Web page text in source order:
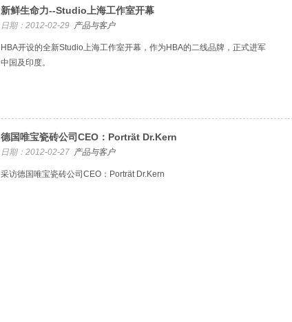
新鲜生命力--Studio上海工作室开幕
日期：2012-02-29 产品与客户
HBA开设的全新Studio上海工作室开幕，作为HBA的二线品牌，正式进军
中国及印度。
德国唯宝瓷砖公司CEO：Porträt Dr.Kern
日期：2012-02-27 产品与客户
采访德国唯宝瓷砖公司CEO：Porträt Dr.Kern